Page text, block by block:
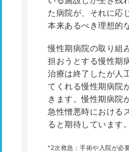
た病院が、それに応
本来あるべき理想的
慢性期病院の取り組
担おうとする慢性期
治療は終了したが人
てくれる慢性期病院
きます。慢性期病院
急性憎悪時における
ると期待しています。
*2次救急：手術や入院が必